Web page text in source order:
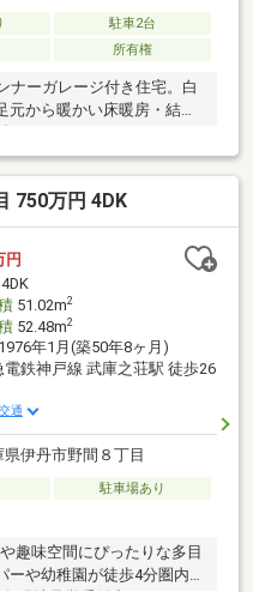
駐車2台
所有権
ナーガレージ付き住宅。白
から暖かい床暖房・結露
750万円 4DK
円
4DK
51.02m2
52.48m2
1976年1月(築50年8ヶ月)
電鉄神戸線 武庫之荘駅 徒歩26
通
県伊丹市野間８丁目
駐車場あり
趣味空間にぴったりな多目
や幼稚園が徒歩4分圏内に